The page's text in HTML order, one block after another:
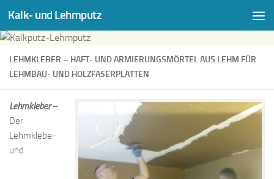
Zum Inhalt springen
Kalk- und Lehmputz
LEHMKLEBER – HAFT- UND ARMIERUNGSMÖRTEL AUS LEHM FÜR
LEHMBAU- UND HOLZFASERPLATTEN
Lehmkleber–
Der
Lehmklebe-
und